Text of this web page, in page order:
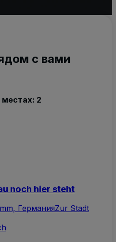
с вами
2
noch hier steht
ГерманияZur Stadt